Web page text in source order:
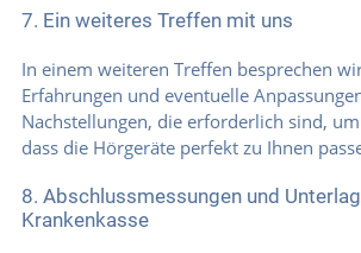
7. Ein weiteres Treffen mit uns
In einem weiteren Treffen besprechen
Erfahrungen und eventuelle
Nachstellungen, die erforderlich sind,
dass die Hörgeräte perfekt zu Ihnen
8. Abschlussmessungen und
Krankenkasse